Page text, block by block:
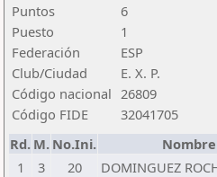
Puntos
6
Puesto
1
Federación
ESP
Club/Ciudad
E. X. P.
Código nacional 26809
Código FIDE
32041705
Rd. M. No.Ini. Nombre
1
3 20 DOMINGUEZ